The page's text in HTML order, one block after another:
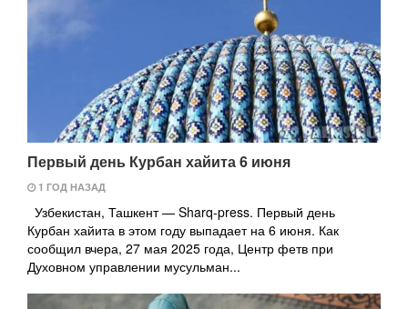
Первый день Курбан хайита 6 июня
1 ГОД НАЗАД
Узбекистан, Ташкент — Sharq-press. Первый день
Курбан хайита в этом году выпадает на 6 июня. Как
сообщил вчера, 27 мая 2025 года, Центр фетв при
Духовном управлении мусульман...